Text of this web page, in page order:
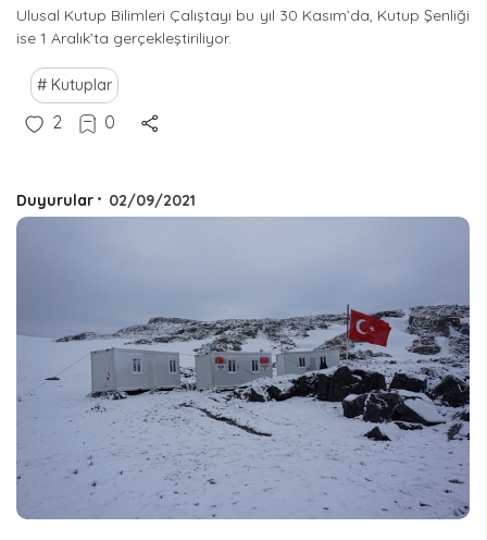
Ulusal Kutup Bilimleri Çalıştayı bu yıl 30 Kasım’da, Kutup Şenliği
ise 1 Aralık’ta gerçekleştiriliyor.
Kutuplar
2 0
Duyurular • 02/09/2021